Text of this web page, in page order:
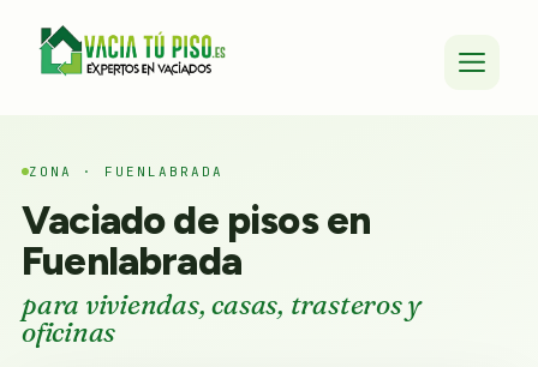
ZONA · FUENLABRADA
Vaciado de pisos en
Fuenlabrada
para viviendas, casas, trasteros y
oficinas